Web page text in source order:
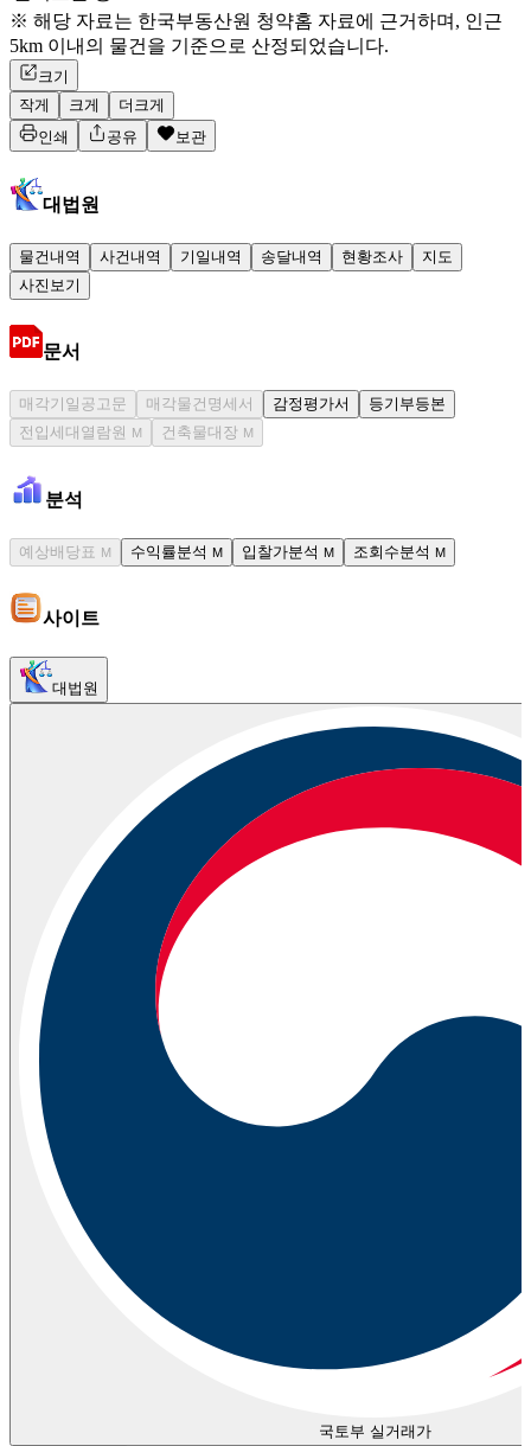
※ 해당 자료는 한국부동산원 청약홈 자료에 근거하며, 인근
5km 이내의 물건을 기준으로 산정되었습니다.
크기
작게
크게
더크게
인쇄
공유 보관
대법원
물건내역 사건내역 기일내역 송달내역 현황조사
지도
사진보기
문서
매각기일공고문 매각물건명세서 감정평가서
등기부등본
전입세대열람원
M 건축물대장 M
분석
예상배당표 M 수익률분석 M 입찰가분석 M 조회수분석 M
사이트
대법원
국토부 실거래가